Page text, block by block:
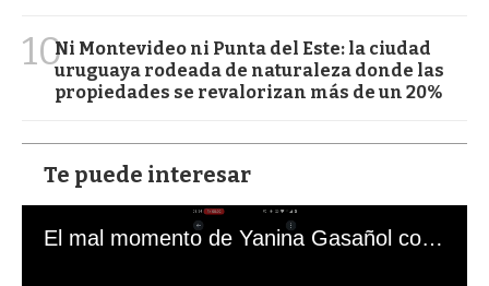
10Ni Montevideo ni Punta del Este: la ciudad
uruguaya rodeada de naturaleza donde las
propiedades se revalorizan más de un 20%
Te puede interesar
El mal momento de Yanina Gasañol con un hincha argentino en "Subrayado"